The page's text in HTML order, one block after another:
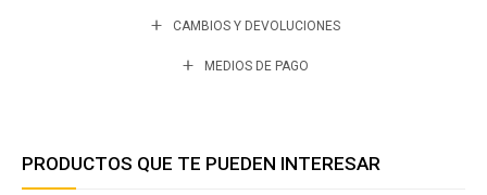
CAMBIOS Y DEVOLUCIONES
MEDIOS DE PAGO
PRODUCTOS QUE TE PUEDEN INTERESAR